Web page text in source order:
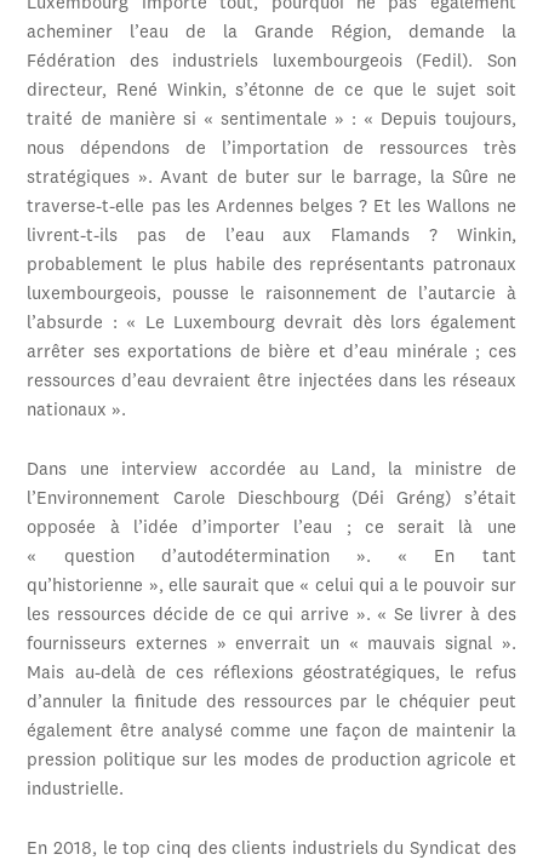
Luxembourg importe tout, pourquoi ne pas également
acheminer l’eau de la Grande Région, demande la
Fédération des industriels luxembourgeois (Fedil). Son
directeur, René Winkin, s’étonne de ce que le sujet soit
traité de manière si « sentimentale » : « Depuis toujours,
nous dépendons de l’importation de ressources très
stratégiques ». Avant de buter sur le barrage, la Sûre ne
traverse-t-elle pas les Ardennes belges ? Et les Wallons ne
livrent-t-ils pas de l’eau aux Flamands ? Winkin,
probablement le plus habile des représentants patronaux
luxembourgeois, pousse le raisonnement de l’autarcie à
l’absurde : « Le Luxembourg devrait dès lors également
arrêter ses exportations de bière et d’eau minérale ; ces
ressources d’eau devraient être injectées dans les réseaux
nationaux ».
Dans une interview accordée au Land, la ministre de
l’Environnement Carole Dieschbourg (Déi Gréng) s’était
opposée à l’idée d’importer l’eau ; ce serait là une
« question d’autodétermination ». « En tant
qu’historienne », elle saurait que « celui qui a le pouvoir sur
les ressources décide de ce qui arrive ». « Se livrer à des
fournisseurs externes » enverrait un « mauvais signal ».
Mais au-delà de ces réflexions géostratégiques, le refus
d’annuler la finitude des ressources par le chéquier peut
également être analysé comme une façon de maintenir la
pression politique sur les modes de production agricole et
industrielle.
En 2018, le top cinq des clients industriels du Syndicat des